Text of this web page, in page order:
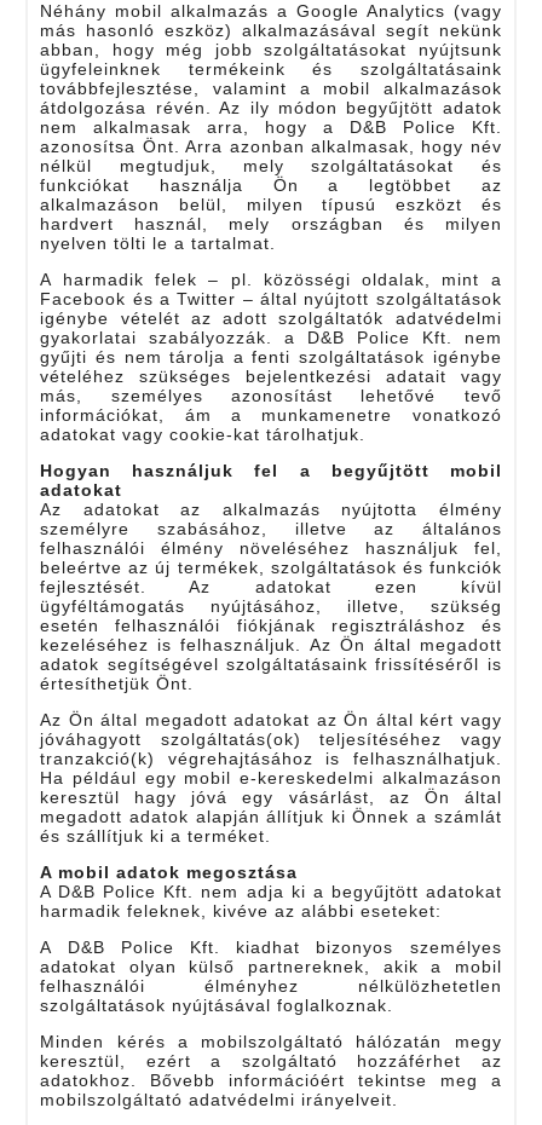
Néhány mobil alkalmazás a Google Analytics (vagy
más hasonló eszköz) alkalmazásával segít nekünk
abban, hogy még jobb szolgáltatásokat nyújtsunk
ügyfeleinknek termékeink és szolgáltatásaink
továbbfejlesztése, valamint a mobil alkalmazások
átdolgozása révén. Az ily módon begyűjtött adatok
nem alkalmasak arra, hogy a D&B Police Kft.
azonosítsa Önt. Arra azonban alkalmasak, hogy név
nélkül megtudjuk, mely szolgáltatásokat és
funkciókat használja Ön a legtöbbet az
alkalmazáson belül, milyen típusú eszközt és
hardvert használ, mely országban és milyen
nyelven tölti le a tartalmat.
A harmadik felek – pl. közösségi oldalak, mint a
Facebook és a Twitter – által nyújtott szolgáltatások
igénybe vételét az adott szolgáltatók adatvédelmi
gyakorlatai szabályozzák. a D&B Police Kft. nem
gyűjti és nem tárolja a fenti szolgáltatások igénybe
vételéhez szükséges bejelentkezési adatait vagy
más, személyes azonosítást lehetővé tevő
információkat, ám a munkamenetre vonatkozó
adatokat vagy cookie-kat tárolhatjuk.
Hogyan használjuk fel a begyűjtött mobil
adatokat
Az adatokat az alkalmazás nyújtotta élmény
személyre szabásához, illetve az általános
felhasználói élmény növeléséhez használjuk fel,
beleértve az új termékek, szolgáltatások és funkciók
fejlesztését. Az adatokat ezen kívül
ügyféltámogatás nyújtásához, illetve, szükség
esetén felhasználói fiókjának regisztráláshoz és
kezeléséhez is felhasználjuk. Az Ön által megadott
adatok segítségével szolgáltatásaink frissítéséről is
értesíthetjük Önt.
Az Ön által megadott adatokat az Ön által kért vagy
jóváhagyott szolgáltatás(ok) teljesítéséhez vagy
tranzakció(k) végrehajtásához is felhasználhatjuk.
Ha például egy mobil e-kereskedelmi alkalmazáson
keresztül hagy jóvá egy vásárlást, az Ön által
megadott adatok alapján állítjuk ki Önnek a számlát
és szállítjuk ki a terméket.
A mobil adatok megosztása
A D&B Police Kft. nem adja ki a begyűjtött adatokat
harmadik feleknek, kivéve az alábbi eseteket:
A D&B Police Kft. kiadhat bizonyos személyes
adatokat olyan külső partnereknek, akik a mobil
felhasználói élményhez nélkülözhetetlen
szolgáltatások nyújtásával foglalkoznak.
Minden kérés a mobilszolgáltató hálózatán megy
keresztül, ezért a szolgáltató hozzáférhet az
adatokhoz. Bővebb információért tekintse meg a
mobilszolgáltató adatvédelmi irányelveit.